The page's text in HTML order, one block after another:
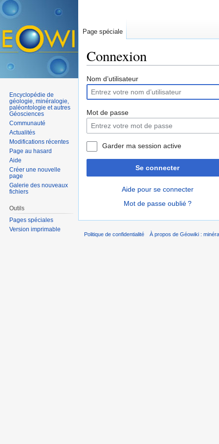
Connexion
Nom d’utilisateur
Mot de passe
Garder ma session active
Se connecter
Aide pour se connecter
Mot de passe oublié ?
Page spéciale
Encyclopédie de
géologie, minéralogie,
paléontologie et autres
Géosciences
Communauté
Actualités
Modifications récentes
Page au hasard
Aide
Créer une nouvelle
page
Galerie des nouveaux
fichiers
Outils
Pages spéciales
Version imprimable
Politique de confidentialité À propos de Géowiki :